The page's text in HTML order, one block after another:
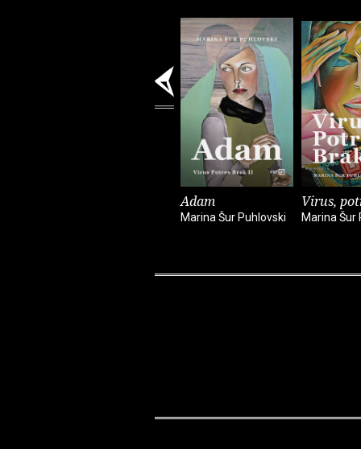
Adam
Marina Šur Puhlovski
Virus,
Marina Šur